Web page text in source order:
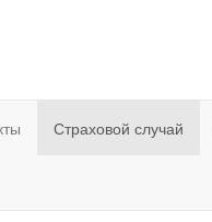
Страховой случай